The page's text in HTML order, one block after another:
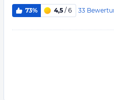
73% 4,5 / 6 33